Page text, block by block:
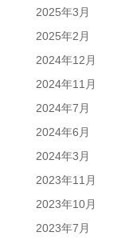
2025年3月
2025年2月
2024年12月
2024年11月
2024年7月
2024年6月
2024年3月
2023年11月
2023年10月
2023年7月